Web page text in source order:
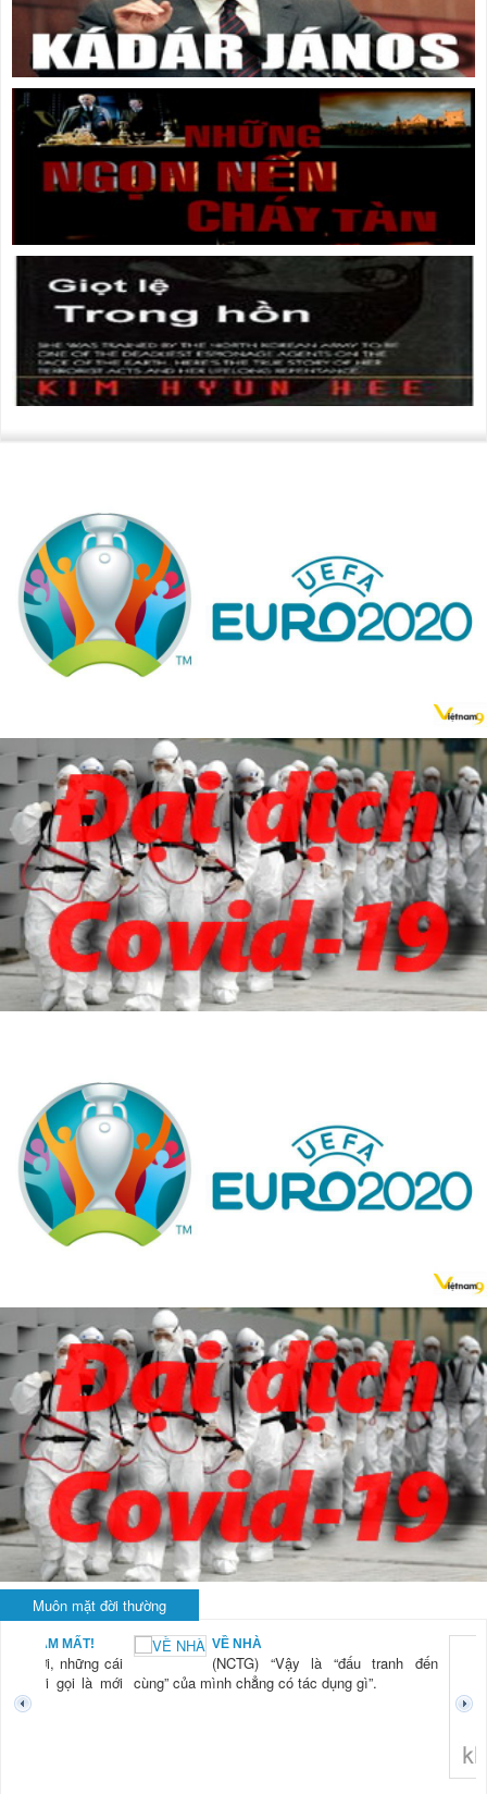
Muôn mặt đời thường
NAM MẤT!
“Xời, những cái
mới gọi là mới
VỀ NHÀ
(NCTG) “Vậy là “đấu tranh đến
cùng” của mình chẳng có tác dụng gì”.